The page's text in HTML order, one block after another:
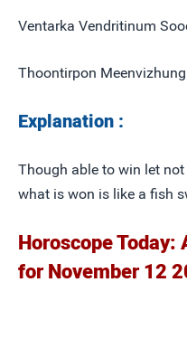
Ventarka Vendritinum
Thoontirpon
Explanation :
Though able to win let
what is won is like a fish
Horoscope
for November 12